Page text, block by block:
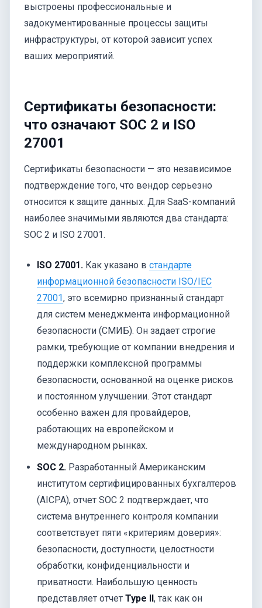
выстроены профессиональные и
задокументированные процессы защиты
инфраструктуры, от которой зависит успех
ваших мероприятий.
Сертификаты безопасности:
что означают SOC 2 и ISO
27001
Сертификаты безопасности — это независимое
подтверждение того, что вендор серьезно
относится к защите данных. Для SaaS-компаний
наиболее значимыми являются два стандарта:
SOC 2 и ISO 27001.
ISO 27001. Как указано встандарте
информационной безопасности ISO/IEC
27001, это всемирно признанный стандарт
для систем менеджмента информационной
безопасности (СМИБ). Он задает строгие
рамки, требующие от компании внедрения и
поддержки комплексной программы
безопасности, основанной на оценке рисков
и постоянном улучшении. Этот стандарт
особенно важен для провайдеров,
работающих на европейском и
международном рынках.
SOC 2. Разработанный Американским
институтом сертифицированных бухгалтеров
(AICPA), отчет SOC 2 подтверждает, что
система внутреннего контроля компании
соответствует пяти «критериям доверия»:
безопасности, доступности, целостности
обработки, конфиденциальности и
приватности. Наибольшую ценность
представляет отчетType II, так как он